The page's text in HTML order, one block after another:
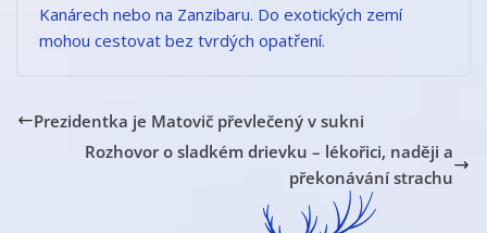
Kanárech nebo na Zanzibaru. Do exotických zemí
mohou cestovat bez tvrdých opatření.
Prezidentka je Matovič převlečený v sukni
Rozhovor o sladkém drievku – lékořici, naději a
překonávání strachu